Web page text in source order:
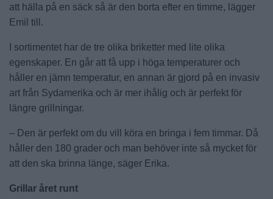
att hälla på en säck så är den borta efter en timme, lägger
Emil till.
I sortimentet har de tre olika briketter med lite olika
egenskaper. En går att få upp i höga temperaturer och
håller en jämn temperatur, en annan är gjord på en invasiv
art från Sydamerika och är mer ihålig och är perfekt för
längre grillningar.
– Den är perfekt om du vill köra en bringa i fem timmar. Då
håller den 180 grader och man behöver inte så mycket för
att den ska brinna länge, säger Erika.
Grillar året runt